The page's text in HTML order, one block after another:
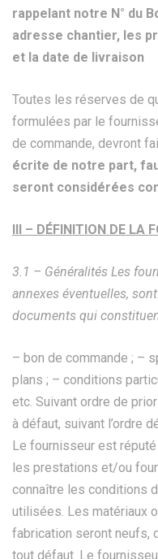
rappelant notre N° du
adresse chantier, les
et la date de livraison
Toutes les réserves de
formulées par le
de commande, devront
écrite de notre part,
seront considérées
III – DÉFINITION DE LA
3.1 – Généralités Les
annexes éventuelles,
documents qui
– bon de commande ; –
plans ; – conditions
etc. Suivant ordre de
à défaut, suivant l’ordre
Le fournisseur est
les prestations et/ou
connaître les conditions
utilisées. Les matériaux
fabrication seront neufs,
tout défaut. Le